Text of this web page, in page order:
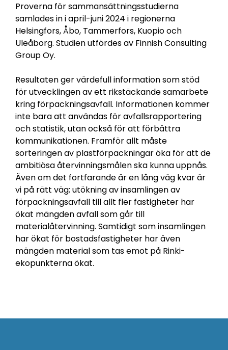
Proverna för sammansättningsstudierna
samlades in i april-juni 2024 i regionerna
Helsingfors, Åbo, Tammerfors, Kuopio och
Uleåborg. Studien utfördes av Finnish Consulting
Group Oy.
Resultaten ger värdefull information som stöd
för utvecklingen av ett rikstäckande samarbete
kring förpackningsavfall. Informationen kommer
inte bara att användas för avfallsrapportering
och statistik, utan också för att förbättra
kommunikationen. Framför allt måste
sorteringen av plastförpackningar öka för att de
ambitiösa återvinningsmålen ska kunna uppnås.
Även om det fortfarande är en lång väg kvar är
vi på rätt väg; utökning av insamlingen av
förpackningsavfall till allt fler fastigheter har
ökat mängden avfall som går till
materialåtervinning. Samtidigt som insamlingen
har ökat för bostadsfastigheter har även
mängden material som tas emot på Rinki-
ekopunkterna ökat.